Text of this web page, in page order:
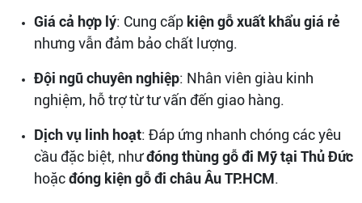
Giá cả hợp lý: Cung cấp kiện gỗ xuất khẩu giá rẻ
nhưng vẫn đảm bảo chất lượng.
Đội ngũ chuyên nghiệp: Nhân viên giàu kinh
nghiệm, hỗ trợ từ tư vấn đến giao hàng.
Dịch vụ linh hoạt: Đáp ứng nhanh chóng các yêu
cầu đặc biệt, nhưđóng thùng gỗ đi Mỹ tại Thủ Đức
hoặcđóng kiện gỗ đi châu Âu TP.HCM.